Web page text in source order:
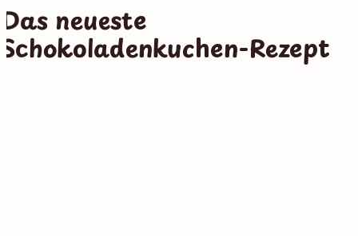
Das neueste
Schokoladenkuchen-Rezept